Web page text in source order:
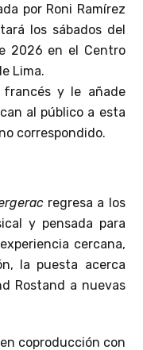
por Roni Ramírez
los sábados del
2026 en el Centro
Lima.
francés y le añade
al público a esta
correspondido.
regresa a los
y pensada para
cercana,
la puesta acerca
Rostand a nuevas
coproducción con